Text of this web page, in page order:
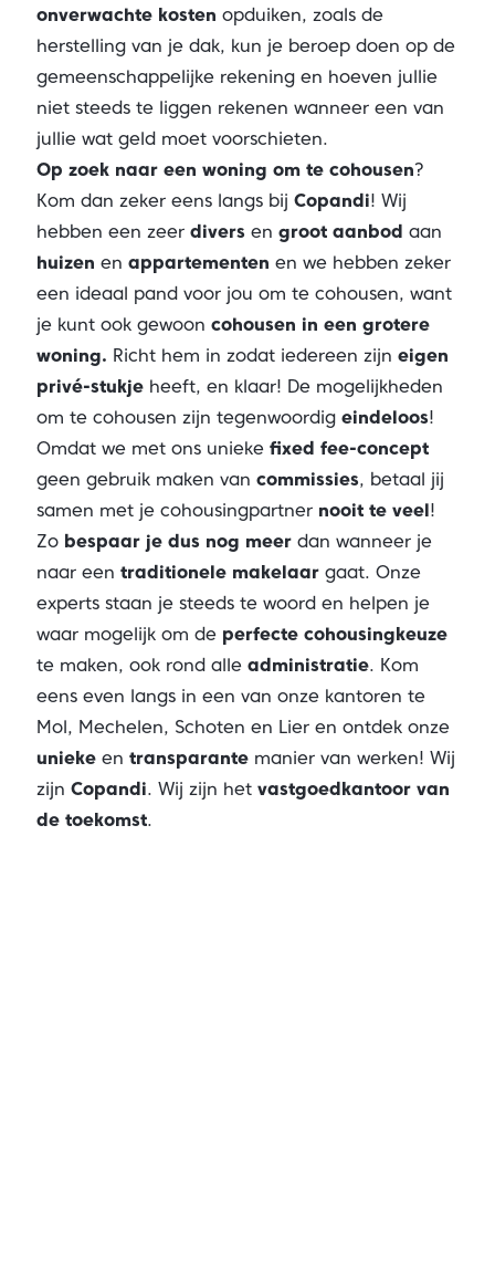
onverwachte kosten opduiken, zoals de
herstelling van je dak, kun je beroep doen op de
gemeenschappelijke rekening en hoeven jullie
niet steeds te liggen rekenen wanneer een van
jullie wat geld moet voorschieten.
Op zoek naar een woning om te cohousen?
Kom dan zeker eens langs bij Copandi! Wij
hebben een zeer diversen groot aanbod aan
huizen en appartementen en we hebben zeker
een ideaal pand voor jou om te cohousen, want
je kunt ook gewoon cohousen in een grotere
woning. Richt hem in zodat iedereen zijn eigen
privé-stukjeheeft, en klaar! De mogelijkheden
om te cohousen zijn tegenwoordig eindeloos!
Omdat we met ons unieke fixed fee-concept
geen gebruik maken van commissies, betaal jij
samen met je cohousingpartner nooit te veel!
Zo bespaar je dus nog meerdan wanneer je
naar een traditionele makelaargaat. Onze
experts staan je steeds te woord en helpen je
waar mogelijk om de perfecte cohousingkeuze
te maken, ook rond alle administratie. Kom
eens even langs in een van onze kantoren te
Mol, Mechelen, Schoten en Lier en ontdek onze
uniekeen transparantemanier van werken! Wij
zijn Copandi. Wij zijn het vastgoedkantoor van
de toekomst.